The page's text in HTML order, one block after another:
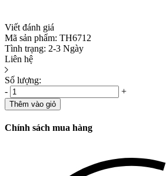
Viết đánh giá
Mã sản phẩm: TH6712
Tình trạng: 2-3 Ngày
Liên hệ
Số lượng:
-
+
Thêm vào giỏ
Chính sách mua hàng